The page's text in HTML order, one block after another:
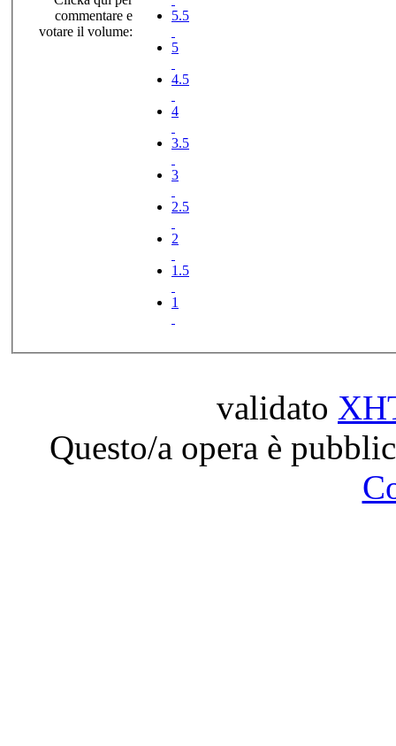
commentare e
votare il volume:
5.5
5
4.5
4
3.5
3
2.5
2
1.5
1
validato
Questo/a opera è